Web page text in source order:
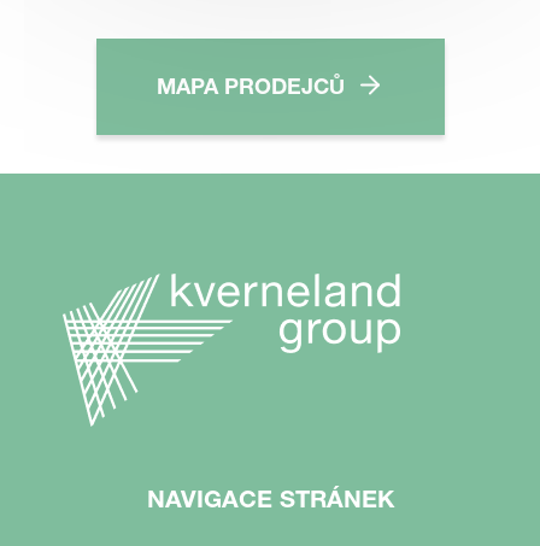
MAPA PRODEJCŮ
NAVIGACE STRÁNEK